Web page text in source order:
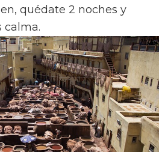
quédate 2 noches y
calma.